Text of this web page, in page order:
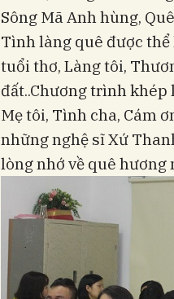
Sông Mã Anh hùng,
Tình làng quê được
tuổi thơ, Làng tôi,
đất..Chương trình khép
Mẹ tôi, Tình cha, Cám
những nghệ sĩ Xứ
lòng nhớ về quê hương